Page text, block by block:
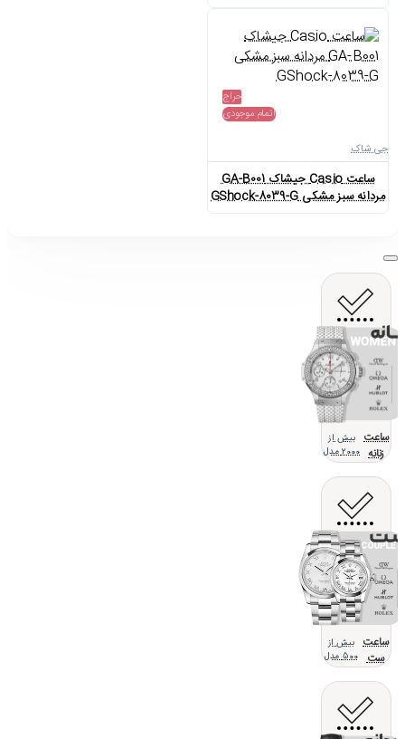
حراج
اتمام موجودی
جی شاک
ساعت Casio جیشاک GA-B001
مردانه سبز مشکی GShock-8039-G
ساعت
زنانه
بیش از
2000 مدل
ساعت
ست
بیش از
500 مدل